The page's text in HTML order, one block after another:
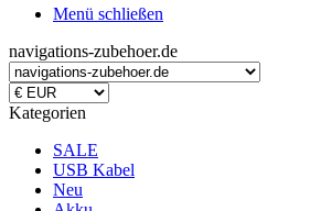
Menü schließen
navigations-zubehoer.de
Kategorien
SALE
USB Kabel
Neu